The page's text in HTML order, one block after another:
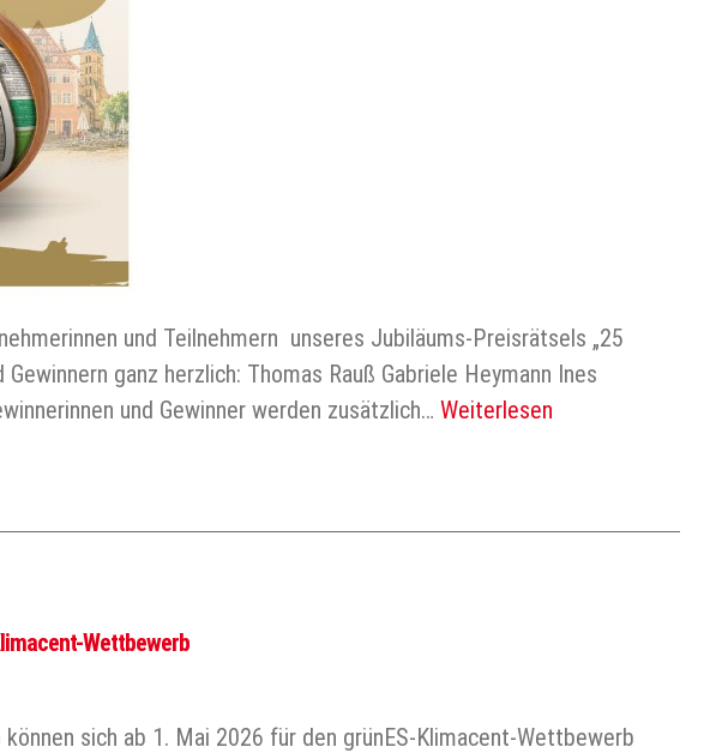
und Teilnehmern unseres Jubiläums-Preisrätsels „25
ganz herzlich: Thomas Rauß Gabriele Heymann Ines
und Gewinner werden zusätzlich… Weiterlesen
Wettbewerb
sich ab 1. Mai 2026 für den grünES-Klimacent-Wettbewerb